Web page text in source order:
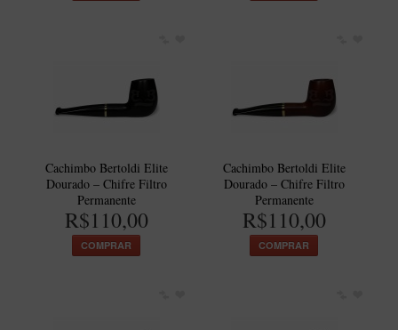
Churchwarden
Giovanni
Jateado
Luiggi
Montana
Cachimbo Bertoldi Elite
Dourado – Chifre Filtro
Permanente
R$110,00
COMPRAR
Cachimbo Bertoldi Elite
Dourado – Chifre Filtro
Permanente
R$110,00
COMPRAR